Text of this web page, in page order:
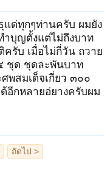
แด่ทุกๆท่านครับ ผมยัง
ำบุญตั้งแต่ไม่ถึงบาท
รับ เมื่อไม่กี่วัน ถวาย
ชุด ชุดละพันบาท
พสมเด็จเกี่ยว ๓๐๐
อีกหลายอ่ยางครับผม